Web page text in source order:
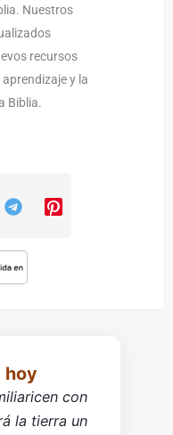
Nuestros
recursos
y la
Biblia.
hoy
con
la tierra un